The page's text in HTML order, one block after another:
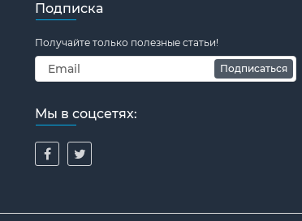
Подписка
Получайте только полезные статьи!
Подписаться
Мы в соцсетях: